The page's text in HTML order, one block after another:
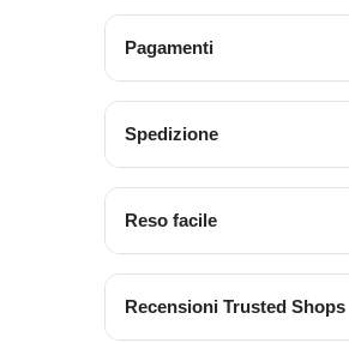
Pagamenti
Spedizione
Reso facile
Recensioni Trusted Shops